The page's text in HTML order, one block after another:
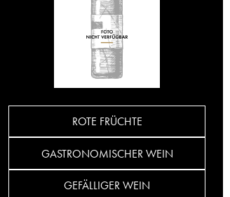
ROTE FRÜCHTE
GASTRONOMISCHER WEIN
GEFÄLLIGER WEIN